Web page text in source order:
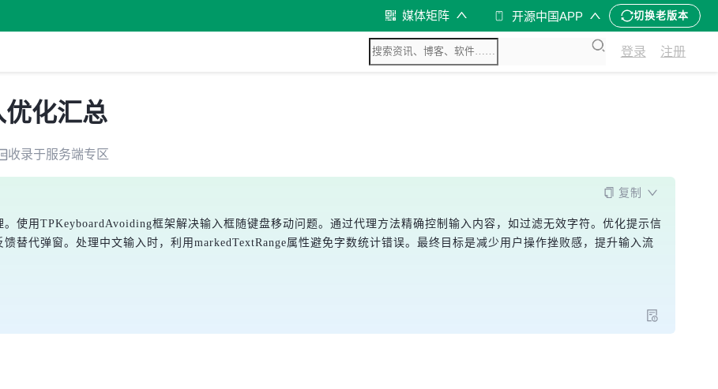
媒体矩阵 开源中国APP 切换老版本
登录 注册
化汇总
收录于服务端专区
复制
使用TPKeyboardAvoiding框架解决输入框随键盘移动问题。通过代理方法精确控制输入内容，如过滤无效字符。优化提示信
替代弹窗。处理中文输入时，利用markedTextRange属性避免字数统计错误。最终目标是减少用户操作挫败感，提升输入流